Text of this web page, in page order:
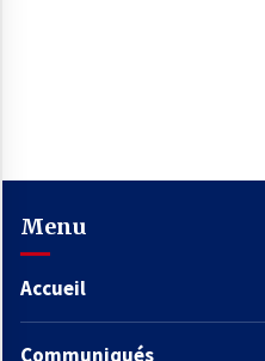
Menu
Accueil
Communiqués